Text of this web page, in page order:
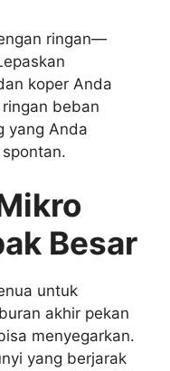
ringan—
koper Anda
beban
yang Anda
Besar
untuk
akhir pekan
menyegarkan.
yang berjarak